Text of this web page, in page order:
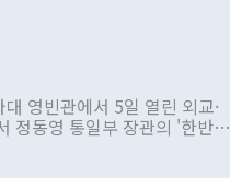
영빈관에서 5일 열린 외교·
정동영 통일부 장관의 '한반도
을 정책으로 추진하겠다고 공